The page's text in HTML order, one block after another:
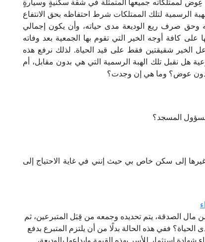
الرسمية لتلك الممتلكات شرط احتفاظه بحق الانتفاع
وحق صرف ريع الوديعة مدى حياته، وأن يكون إجمالي
على كافة أوجه الخير التي تقوم بها الجمعية بعد وفاته
الخير شقيقتين فقط على قيد الحياة. لذلك نرفع هذه
هل نقبل تلك الهبة الرسمية التي هي بدون مقابل، أم
بدون عوض؟ وما هي إن وجدت؟
المسجد؟
إلى سكن خاص بي حيث إنني في غاية الاحتياج إلى
مال الصدقة، يتم تحديده وجمعه من قِبَل المتبرعين، ثم
ففي هذه الحالة بدلًا من أن يلتزم المتبرع بدفع